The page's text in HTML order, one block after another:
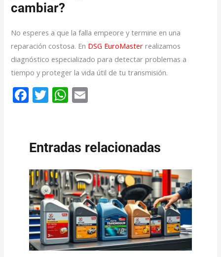
cambiar?
No esperes a que la falla empeore y termine en una
reparación costosa. En DSG EuroMaster realizamos
diagnóstico especializado para detectar problemas a
tiempo y proteger la vida útil de tu transmisión.
F
b
o
o
k
T
er
W
s
A
p
p
l
Entradas relacionadas